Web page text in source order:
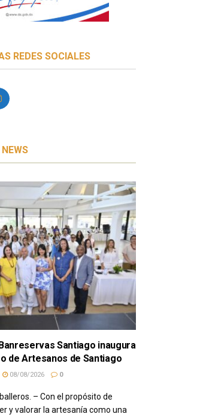
REDES SOCIALES
Santiago inaugura
de Artesanos de Santiago
08/08/2026 0
– Con el propósito de
y valorar la artesanía como una